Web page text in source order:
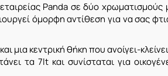
Panda σε δύο χρωματισμούς
όμορφη αντίθεση για να σας
μια κεντρική θήκη που ανοίγει-
τα 7lt και συνίσταται για